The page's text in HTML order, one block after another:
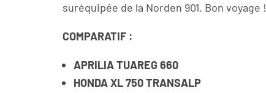
suréquipée de la Norden 901. Bon voyage !
COMPARATIF :
APRILIA TUAREG 660
HONDA XL 750 TRANSALP